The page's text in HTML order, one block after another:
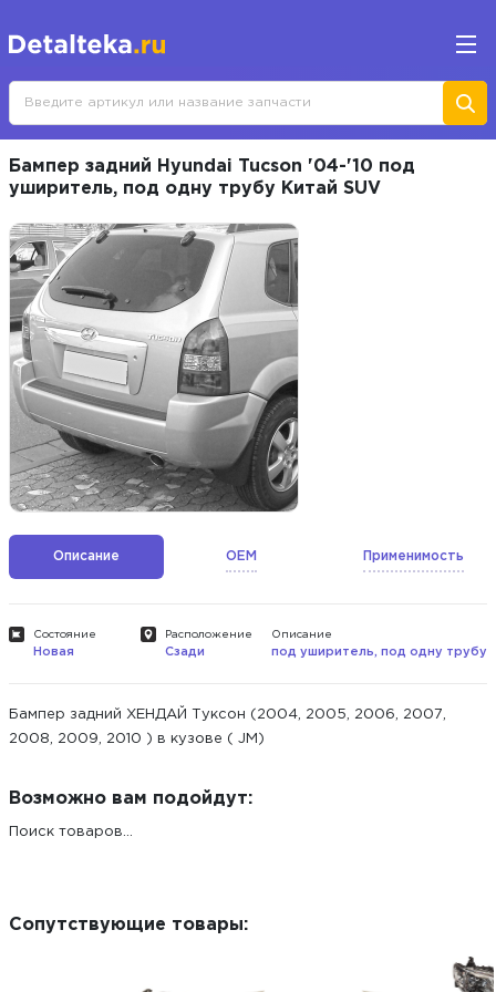
Бампер задний Hyundai Tucson '04-'10 под
уширитель, под одну трубу Китай SUV
Описание OEM Применимость
Состояние
Новая
Расположение
Сзади
Описание
под уширитель, под одну трубу
Бампер задний ХЕНДАЙ Туксон (2004, 2005, 2006, 2007,
2008, 2009, 2010 ) в кузове ( JM)
Возможно вам подойдут:
Поиск товаров...
Сопутствующие товары: